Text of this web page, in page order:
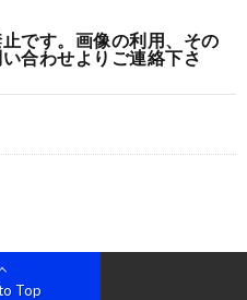
です。画像の利用、その
合わせよりご連絡下さ
Top